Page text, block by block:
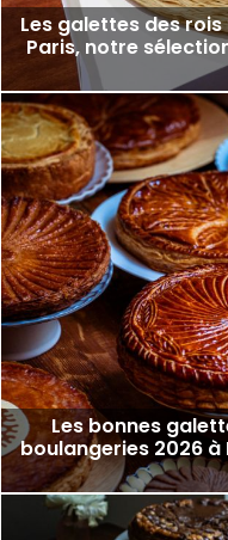
Les galettes des
Paris, notre
Les bonnes
boulangeries 2026